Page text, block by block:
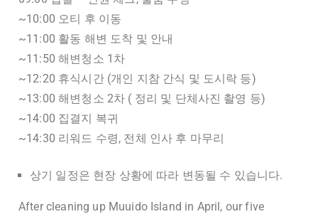
~10:00 오티 후 이동
~11:00 활동 해변 도착 및 안내
~11:50 해변청소 1차
~12:20 휴식시간 (개인 지참 간식 및 도시락 등)
~13:00 해변청소 2차 ( 정리 및 단체사진 촬영 등)
~14:00 집결지 복귀
~14:30 리워드 수령, 전체 인사 후 마무리
상기 일정은 현장 상황에 따라 변동될 수 있습니다.
After cleaning up Muuido Island in April, our five